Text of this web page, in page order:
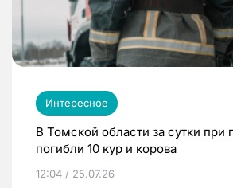
Интересное
В Томской области за сутки при
погибли 10 кур и корова
12:04 / 25.07.26